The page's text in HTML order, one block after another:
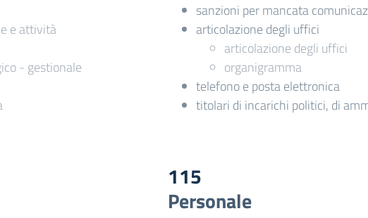
e attività
- gestionale
sanzioni per mancata
articolazione degli uffici
articolazione degli uffici
organigramma
telefono e posta elettronica
titolari di incarichi politici, di
115
Personale